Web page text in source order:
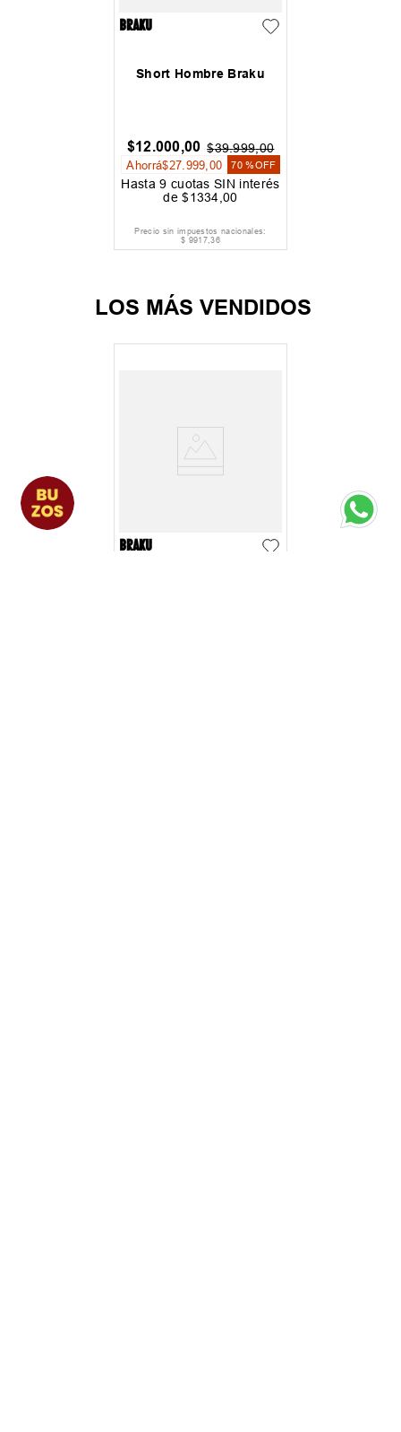
Short Hombre Braku
$12.000,00 $39.999,00
Ahorrá$27 999 00 70 %OFF
Hasta9 cuotas SIN interés
de$1334,00
Precio sin impuestos nacionales:
$ 9917,36
LOS MÁS VENDIDOS